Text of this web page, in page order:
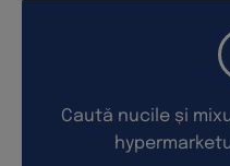
Caută nucile și